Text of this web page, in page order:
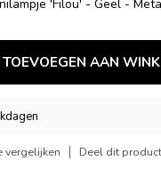
'Filou' - Geel -
TOEVOEGEN AAN
vergelijken Deel dit product